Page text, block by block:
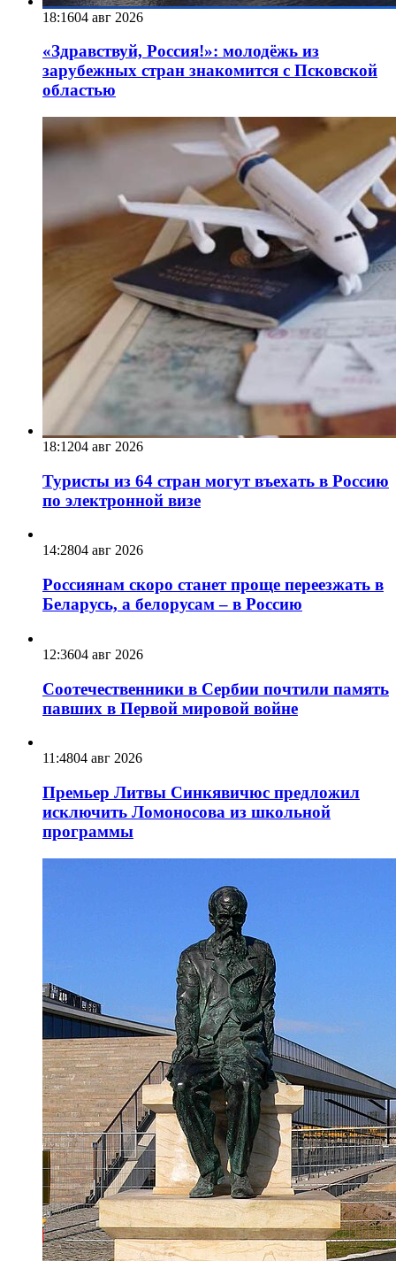
18:1604 авг 2026
«Здравствуй, Россия!»: молодёжь из
зарубежных стран знакомится с Псковской
областью
18:1204 авг 2026
Туристы из 64 стран могут въехать в Россию
по электронной визе
14:2804 авг 2026
Россиянам скоро станет проще переезжать в
Беларусь, а белорусам – в Россию
12:3604 авг 2026
Соотечественники в Сербии почтили память
павших в Первой мировой войне
11:4804 авг 2026
Премьер Литвы Синкявичюс предложил
исключить Ломоносова из школьной
программы